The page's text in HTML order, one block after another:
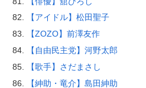
【アイドル】松田聖子
【ZOZO】前澤友作
【自由民主党】河野太郎
【歌手】さだまさし
【紳助・竜介】島田紳助